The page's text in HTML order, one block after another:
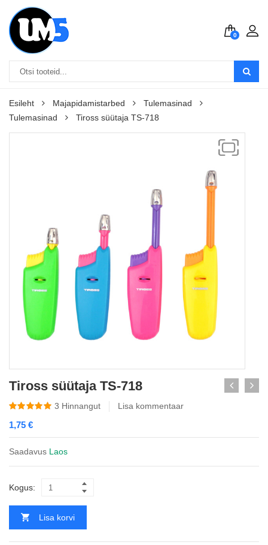
0
Esileht Majapidamistarbed
Tulemasinad
Tulemasinad
Tiross süütaja TS-718
Tiross süütaja TS-718
3 Hinnangut Lisa kommentaar
1,75 €
Saadavus Laos
Kogus:
Lisa korvi